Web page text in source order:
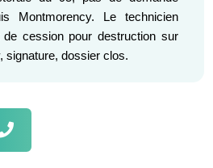
Montmorency. Le technicien
cession pour destruction sur
signature, dossier clos.